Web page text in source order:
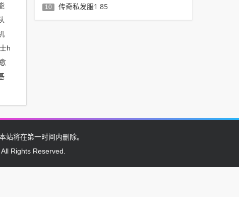
h
10 传奇私发服1 85
将在第一时间内删除。
All Rights Reserved.